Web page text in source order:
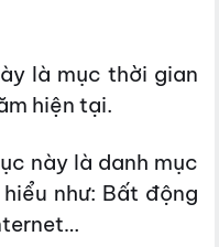
là mục thời gian
hiện tại.
này là danh mục
như: Bất động